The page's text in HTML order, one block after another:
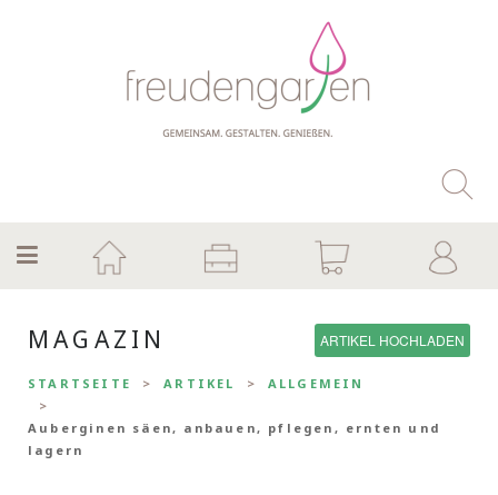
MAGAZIN ARTIKEL HOCHLADEN
STARTSEITE ARTIKEL ALLGEMEIN
Auberginen säen, anbauen, pflegen, ernten und
lagern